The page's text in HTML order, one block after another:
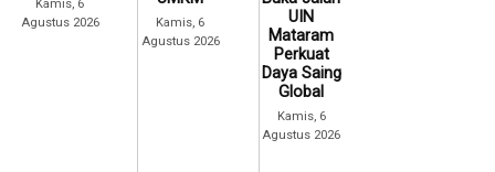
Kamis, 6
Agustus 2026
Kamis, 6
Agustus 2026
UIN
Mataram
Perkuat
Daya Saing
Global
Kamis, 6
Agustus 2026